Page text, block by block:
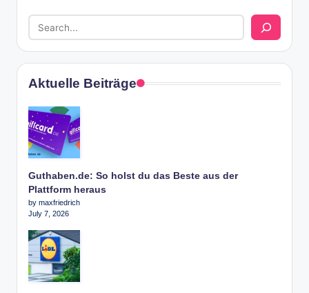
Aktuelle Beiträge
Guthaben.de: So holst du das Beste aus der
Plattform heraus
by maxfriedrich
July 7, 2026